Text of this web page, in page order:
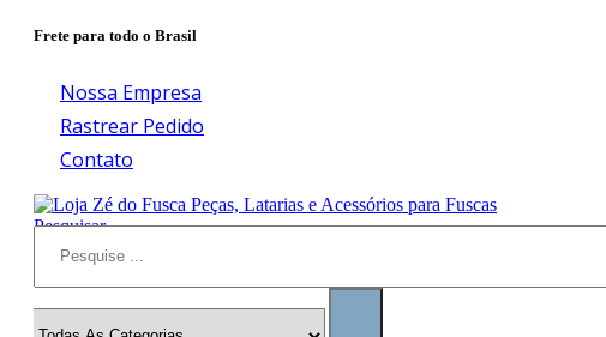
Frete para todo o Brasil
Nossa Empresa
Rastrear Pedido
Contato
Pesquisar